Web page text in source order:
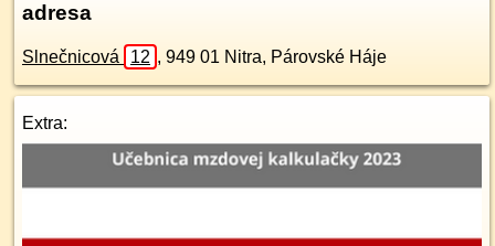
adresa
Slnečnicová 12 , 949 01 Nitra, Párovské Háje
Extra: